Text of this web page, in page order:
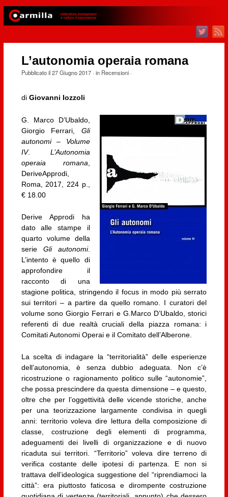
L’autonomia operaia romana
Pubblicato il27 Giugno 2017· in Recensioni·
di Giovanni Iozzoli
G. Marco D’Ubaldo,
Giorgio Ferrari, Gli
autonomi– Volume
IV. L’Autonomia
operaia romana
DeriveApprodi,
Roma, 2017, 224 p.,
€ 18.00
Derive Approdi ha
dato alle stampe il
quarto volume della
serie Gli autonomi.
L’intento è quello di
approfondire il
racconto di una
stagione politica, stringendo il focus in modo più serrato
sui territori – a partire da quello romano. I curatori del
volume sono Giorgio Ferrari e G.Marco D’Ubaldo, storici
referenti di due realtà cruciali della piazza romana: i
Comitati Autonomi Operai e il Comitato dell’Alberone.
La scelta di indagare la “territorialità” delle esperienze
dell’autonomia, è senza dubbio adeguata. Non c’è
ricostruzione o ragionamento politico sulle “autonomie”,
che possa prescindere da questa dimensione – e questo,
oltre che per l’oggettività delle vicende storiche, anche
per una teorizzazione largamente condivisa in quegli
anni: territorio voleva dire lettura della composizione di
classe, costruzione degli elementi di programma,
adeguamenti dei livelli di organizzazione e di nuovo
ricaduta sui territori. “Territorio” voleva dire terreno di
verifica costante delle ipotesi di partenza. E non si
trattava dell’ideologica suggestione del “riprendiamoci la
città”: era piuttosto faticosa e dirompente costruzione